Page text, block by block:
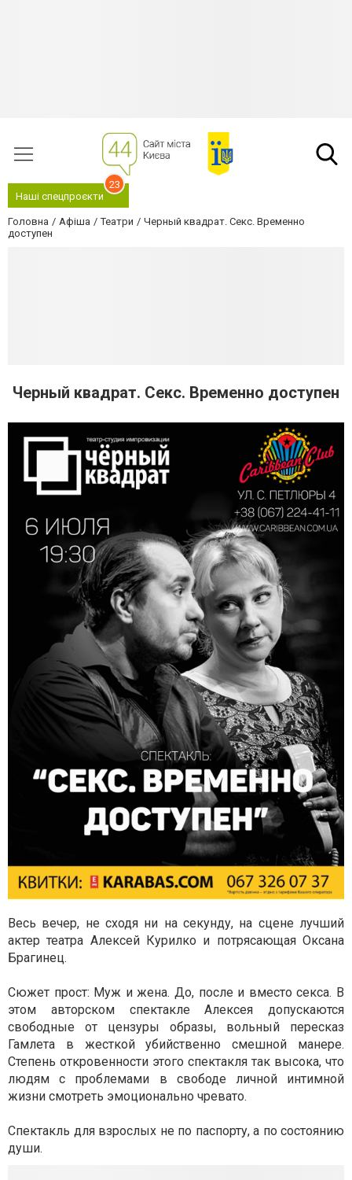
Наші спецпроєкти
23
Головна Афіша Театри
Черный квадрат. Секс. Временно
доступен
Черный квадрат. Секс. Временно доступен
Весь вечер, не сходя ни на секунду, на сцене лучший
актер театра Алексей Курилко и потрясающая Оксана
Брагинец.
Сюжет прост: Муж и жена. До, после и вместо секса. В
этом авторском спектакле Алексея допускаются
свободные от цензуры образы, вольный пересказ
Гамлета в жесткой убийственно смешной манере.
Степень откровенности этого спектакля так высока, что
людям с проблемами в свободе личной интимной
жизни смотреть эмоционально чревато.
Спектакль для взрослых не по паспорту, а по состоянию
души.